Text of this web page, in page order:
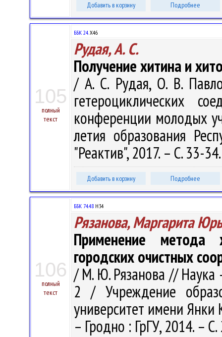
Добавить в корзину Подробнее
105
полный
текст
ББК 24.Х46
Рудая, А. С.
Получение хитина и
/ А. С. Рудая, О. В.
гетероциклических
конференции молодых
летия образования
"Реактив", 2017. – С. 33-
Добавить в корзину Подробнее
106
полный
текст
ББК 74.48 Н34
Рязанова, Маргарита
Применение метода
городских очистных
/ М. Ю. Рязанова // Наука
2 / Учреждение
университет имени Янки
– Гродно : ГрГУ, 2014. –